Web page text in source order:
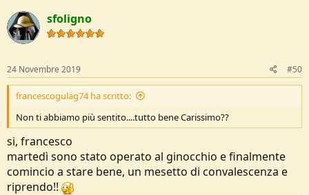
so di essere vittima dei mie schemi mentali, ma quando riuscirò a
girare anch'io col mio mitico caballero, di sicuro userò bertoni
nordkapp2, per quanto ami molto la mia maverick così come tutte
sfoligno
24 Novembre 2019 #50
francescogulag74 ha scritto:
Non ti abbiamo più sentito....tutto bene Carissimo??
si, francesco
martedì sono stato operato al ginocchio e finalmente
comincio a stare bene, un mesetto di convalescenza e
riprendo!!